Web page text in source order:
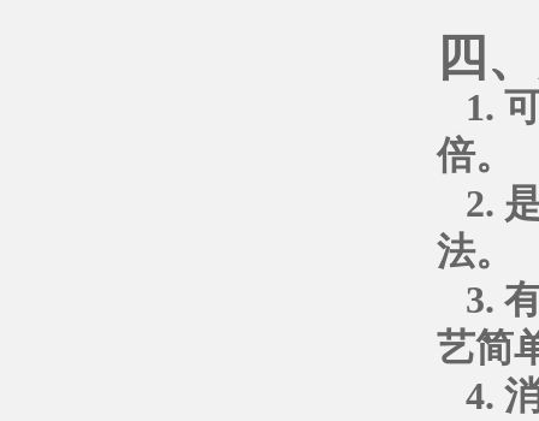
四
1.
倍。
2.
法。
3.
艺简
4.